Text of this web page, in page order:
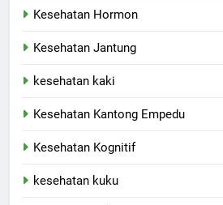
Kesehatan Hormon
Kesehatan Jantung
kesehatan kaki
Kesehatan Kantong Empedu
Kesehatan Kognitif
kesehatan kuku